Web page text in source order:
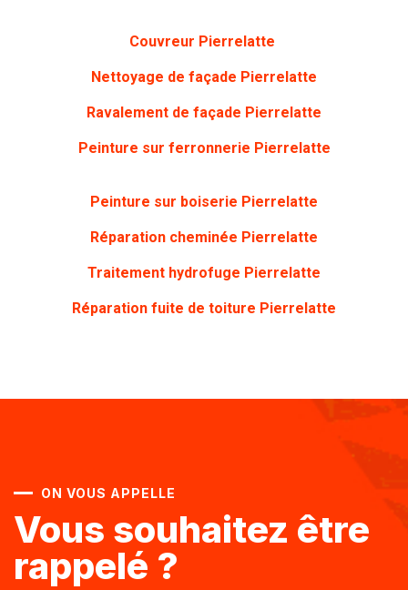
Couvreur Pierrelatte
Nettoyage de façade Pierrelatte
Ravalement de façade Pierrelatte
Peinture sur ferronnerie Pierrelatte
Peinture sur boiserie Pierrelatte
Réparation cheminée Pierrelatte
Traitement hydrofuge Pierrelatte
Réparation fuite de toiture Pierrelatte
ON VOUS APPELLE
Vous souhaitez être
rappelé ?